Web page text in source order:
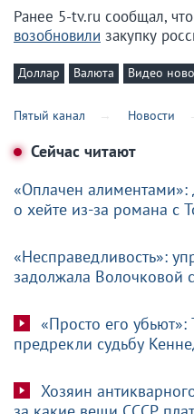
Ранее 5-tv.ru сообщал, что
возобновили закупку
Доллар Валюта Видео
Пятый канал Новости
Сейчас читают
«Оплачен алиментами»:
о хейте из-за романа с
«Несправедливость»:
задолжала Волочковой
«Просто его убьют»:
предрекли судьбу
Хозяин